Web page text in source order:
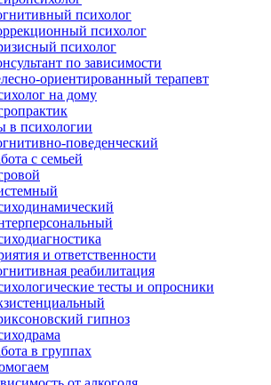
психолог
психолог
психолог
по зависимости
ориентированный терапевт
на дому
в психологии
поведенческий
с семьей
и ответственности
реабилитация
тесты и опросники
гипноз
в группах